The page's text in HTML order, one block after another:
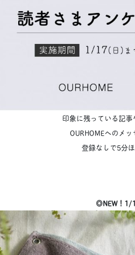
印象に残っている記事
OURHOMEへのメ
登録なしで5分
◎NEW！1/